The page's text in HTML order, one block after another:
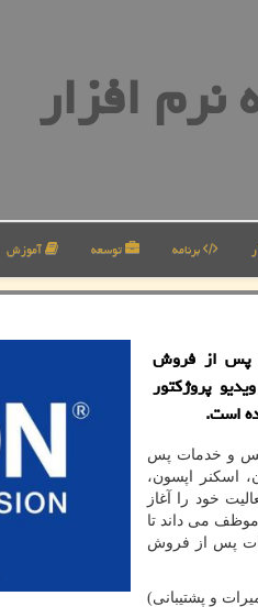
افزار
برنامه توسعه آموزش
پس از فروش
پروژكتور
است.
و خدمات پس
اسکنر اپسون،
خود را آغاز
می داند تا
پس از فروش
و پشتیبانی)